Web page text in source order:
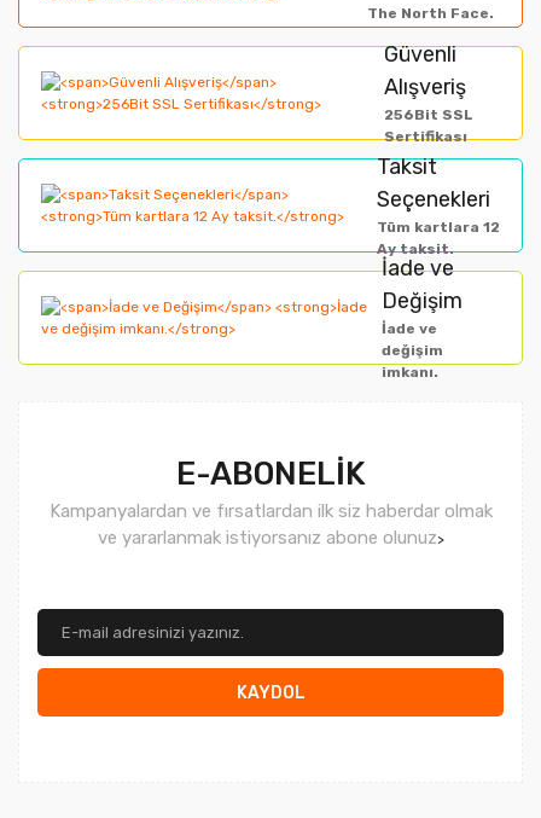
The North Face.
Güvenli
Alışveriş
256Bit SSL
Sertifikası
Taksit
Seçenekleri
Tüm kartlara 12
Ay taksit.
İade ve
Değişim
İade ve
değişim
imkanı.
E-ABONELİK
Kampanyalardan ve fırsatlardan ilk siz haberdar olmak
ve yararlanmak istiyorsanız abone olunuz>
KAYDOL